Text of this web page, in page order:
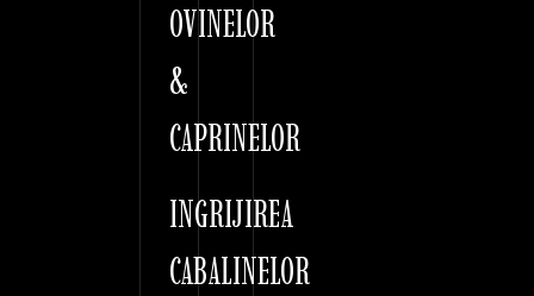
OVINELOR
&
CAPRINELOR
INGRIJIREA
CABALINELOR